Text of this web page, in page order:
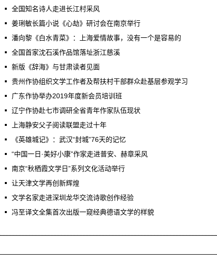
全国知名诗人走进长江村采风
姜琍敏长篇小说《心劫》研讨会在南京举行
潘向黎《白水青菜》：上海爱情故事，没有一个是容易的
全国首家沈石溪作品馆落址浙江慈溪
新版《辞海》与甘肃读者见面
贵州作协组织文学工作者及帮扶村干部群众赴基层参观学习
广东作协举办2019年度新会员培训班
辽宁作协赴七市调研全省青年作家队伍现状
上海静安父子阅读联盟走过十年
《英雄城记》：武汉“封城”76天的记忆
“中国一日·美好小康”作家走进普安、赫章采风
南京“秋栖霞文学日”系列文化活动举行
让天津文学再创新辉煌
文学名家走进深圳龙华交流诗歌创作经验
冯至译文全集首次出版一窥经典德语文学的样貌